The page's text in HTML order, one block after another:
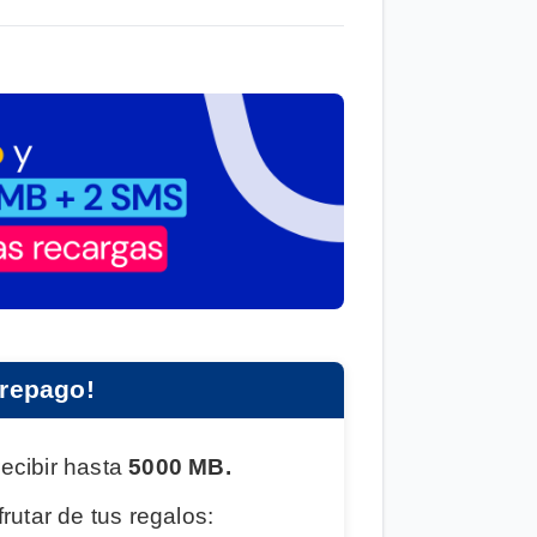
hasta5000 MB.
de tus regalos: